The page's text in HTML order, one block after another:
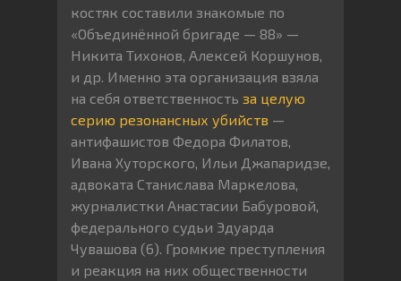
костяк составили знакомые по
«Объединённой бригаде — 88» —
Никита Тихонов, Алексей Коршунов,
и др. Именно эта организация взяла
на себя ответственность за целую
серию резонансных убийств —
антифашистов Федора Филатов,
Ивана Хуторского, Ильи Джапаридзе,
адвоката Станислава Маркелова,
журналистки Анастасии Бабуровой,
федерального судьи Эдуарда
Чувашова (6). Громкие преступления
и реакция на них общественности